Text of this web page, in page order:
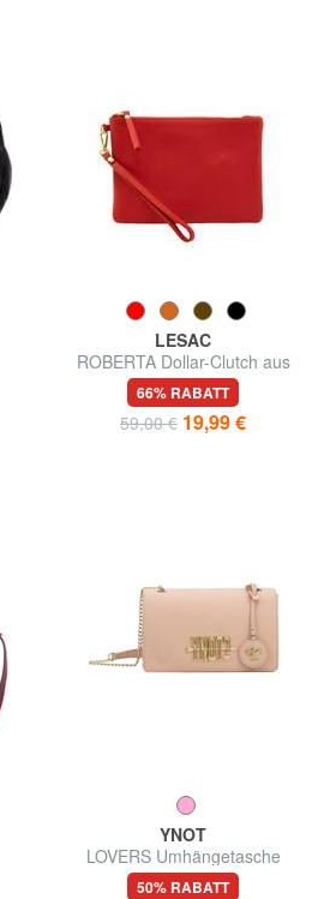
LESAC
ROBERTA Dollar-Clutch aus
Leder
66% RABATT
59,00 € 19,99 €
YNOT
LOVERS Umhängetasche
50% RABATT